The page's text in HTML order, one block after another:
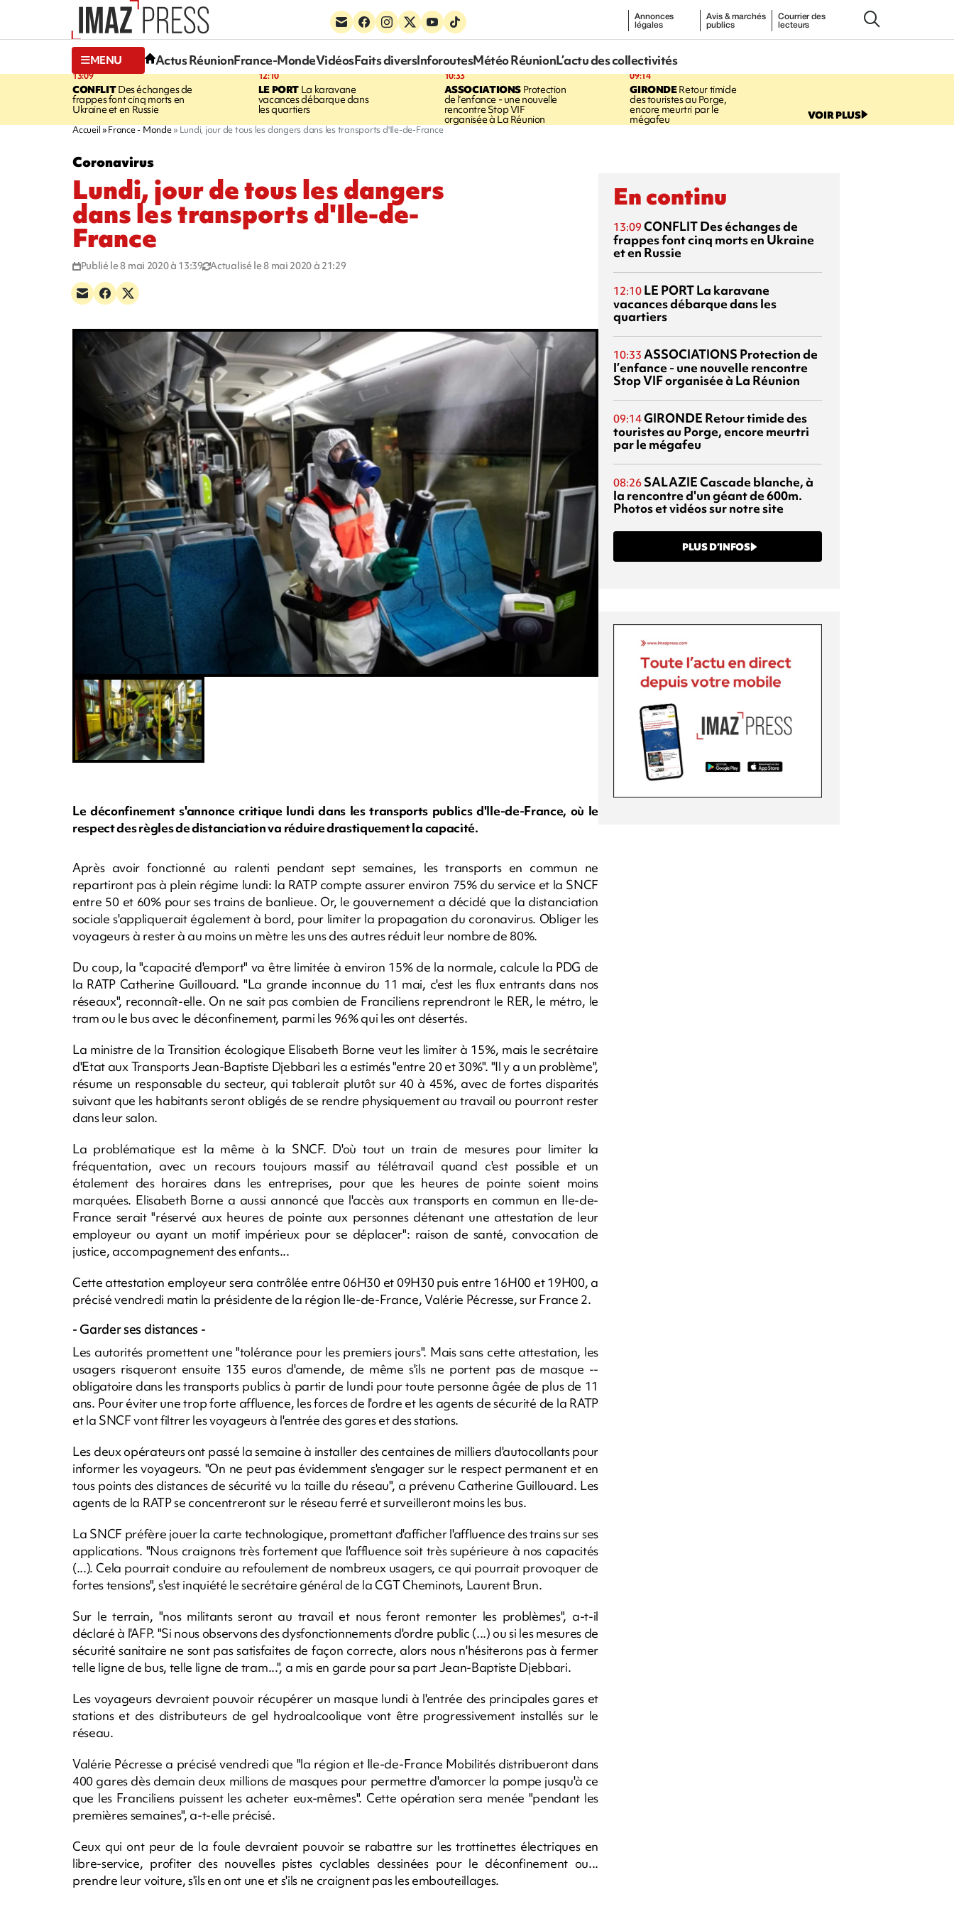
Annonces
légales
Avis & marchés
publics
Courrier des
lecteurs
MENU Actus RéunionFrance-MondeVidéosFaits diversInforoutesMétéo RéunionL’actu des collectivités
13:09
CONFLITDes échanges de
frappes font cinq morts en
Ukraine et en Russie
12:10
LE PORT La karavane
vacances débarque dans
les quartiers
10:33
ASSOCIATIONSProtection
de l’enfance - une nouvelle
rencontre Stop VIF
organisée à La Réunion
09:14
GIRONDERetour timide
des touristes au Porge,
encore meurtri par le
mégafeu VOIR PLUS
Accueil France - Monde Lundi, jour de tous les dangers dans les transports d'Ile-de-France
Coronavirus
Lundi, jour de tous les dangers
dans les transports d'Ile-de-
France
Publié le 8 mai 2020 à 13:39 Actualisé le 8 mai 2020 à 21:29
Le déconfinement s'annonce critique lundi dans les transports publics d'Ile-de-France, où le
respect des règles de distanciation va réduire drastiquement la capacité.
Après avoir fonctionné au ralenti pendant sept semaines, les transports en commun ne
repartiront pas à plein régime lundi: la RATP compte assurer environ 75% du service et la SNCF
entre 50 et 60% pour ses trains de banlieue. Or, le gouvernement a décidé que la distanciation
sociale s'appliquerait également à bord, pour limiter la propagation du coronavirus. Obliger les
voyageurs à rester à au moins un mètre les uns des autres réduit leur nombre de 80%.
Du coup, la "capacité d'emport" va être limitée à environ 15% de la normale, calcule la PDG de
la RATP Catherine Guillouard. "La grande inconnue du 11 mai, c'est les flux entrants dans nos
réseaux", reconnaît-elle. On ne sait pas combien de Franciliens reprendront le RER, le métro, le
tram ou le bus avec le déconfinement, parmi les 96% qui les ont désertés.
La ministre de la Transition écologique Elisabeth Borne veut les limiter à 15%, mais le secrétaire
d'Etat aux Transports Jean-Baptiste Djebbari les a estimés "entre 20 et 30%". "Il y a un problème",
résume un responsable du secteur, qui tablerait plutôt sur 40 à 45%, avec de fortes disparités
suivant que les habitants seront obligés de se rendre physiquement au travail ou pourront rester
dans leur salon.
La problématique est la même à la SNCF. D'où tout un train de mesures pour limiter la
fréquentation, avec un recours toujours massif au télétravail quand c'est possible et un
étalement des horaires dans les entreprises, pour que les heures de pointe soient moins
marquées. Elisabeth Borne a aussi annoncé que l'accès aux transports en commun en Ile-de-
France serait "réservé aux heures de pointe aux personnes détenant une attestation de leur
employeur ou ayant un motif impérieux pour se déplacer": raison de santé, convocation de
justice, accompagnement des enfants...
Cette attestation employeur sera contrôlée entre 06H30 et 09H30 puis entre 16H00 et 19H00, a
précisé vendredi matin la présidente de la région Ile-de-France, Valérie Pécresse, sur France 2.
- Garder ses distances -
Les autorités promettent une "tolérance pour les premiers jours". Mais sans cette attestation, les
usagers risqueront ensuite 135 euros d'amende, de même s'ils ne portent pas de masque --
obligatoire dans les transports publics à partir de lundi pour toute personne âgée de plus de 11
ans. Pour éviter une trop forte affluence, les forces de l'ordre et les agents de sécurité de la RATP
et la SNCF vont filtrer les voyageurs à l'entrée des gares et des stations.
Les deux opérateurs ont passé la semaine à installer des centaines de milliers d'autocollants pour
informer les voyageurs. "On ne peut pas évidemment s'engager sur le respect permanent et en
tous points des distances de sécurité vu la taille du réseau", a prévenu Catherine Guillouard. Les
agents de la RATP se concentreront sur le réseau ferré et surveilleront moins les bus.
La SNCF préfère jouer la carte technologique, promettant d'afficher l'affluence des trains sur ses
applications. "Nous craignons très fortement que l'affluence soit très supérieure à nos capacités
(...). Cela pourrait conduire au refoulement de nombreux usagers, ce qui pourrait provoquer de
fortes tensions", s'est inquiété le secrétaire général de la CGT Cheminots, Laurent Brun.
Sur le terrain, "nos militants seront au travail et nous feront remonter les problèmes", a-t-il
déclaré à l'AFP. "Si nous observons des dysfonctionnements d'ordre public (...) ou si les mesures de
sécurité sanitaire ne sont pas satisfaites de façon correcte, alors nous n'hésiterons pas à fermer
telle ligne de bus, telle ligne de tram...", a mis en garde pour sa part Jean-Baptiste Djebbari.
Les voyageurs devraient pouvoir récupérer un masque lundi à l'entrée des principales gares et
stations et des distributeurs de gel hydroalcoolique vont être progressivement installés sur le
réseau.
Valérie Pécresse a précisé vendredi que "la région et Ile-de-France Mobilités distribueront dans
400 gares dès demain deux millions de masques pour permettre d'amorcer la pompe jusqu'à ce
que les Franciliens puissent les acheter eux-mêmes". Cette opération sera menée "pendant les
premières semaines", a-t-elle précisé.
Ceux qui ont peur de la foule devraient pouvoir se rabattre sur les trottinettes électriques en
libre-service, profiter des nouvelles pistes cyclables dessinées pour le déconfinement ou...
prendre leur voiture, s'ils en ont une et s'ils ne craignent pas les embouteillages.
En continu
13:09 CONFLITDes échanges de
frappes font cinq morts en Ukraine
et en Russie
12:10 LE PORTLa karavane
vacances débarque dans les
quartiers
10:33 ASSOCIATIONS Protection de
l’enfance - une nouvelle rencontre
Stop VIF organisée à La Réunion
09:14GIRONDE Retour timide des
touristes au Porge, encore meurtri
par le mégafeu
08:26 SALAZIECascade blanche, à
la rencontre d'un géant de 600m.
Photos et vidéos sur notre site
PLUS D’INFOS